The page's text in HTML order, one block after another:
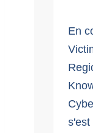
En
s'est